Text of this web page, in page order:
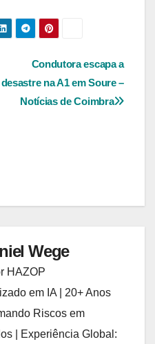
Condutora escapa a
desastre na A1 em Soure –
Notícias de Coimbra
Wege
HAZOP
em IA | 20+ Anos
Riscos em
| Experiência Global: